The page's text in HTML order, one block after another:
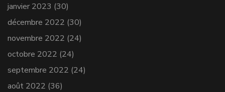
janvier 2023 (30)
décembre 2022 (30)
novembre 2022 (24)
octobre 2022 (24)
septembre 2022 (24)
août 2022 (36)